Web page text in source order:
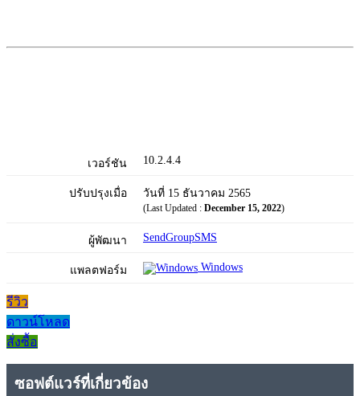
เวอร์ชัน 10.2.4.4
ปรับปรุงเมื่อ วันที่ 15 ธันวาคม 2565
(Last Updated : December 15, 2022)
ผู้พัฒนา SendGroupSMS
แพลตฟอร์ม Windows
รีวิว
ดาวน์โหลด
สั่งซื้อ
ซอฟต์แวร์ที่เกี่ยวข้อง